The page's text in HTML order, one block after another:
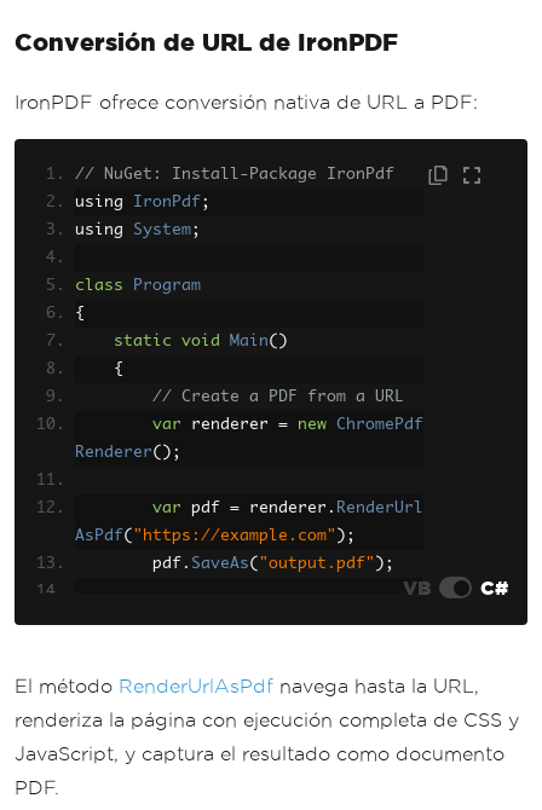
// This approach is not stra
ReportDocument
reportDocumen
rt.rpt");
// Manual data extraction an
// reportDocument.SetDataSou
rce(extractedData);
ExportFormatType PortableDocFormat
"output.pdf" );
        reportDocument
}
Conversión de URL de IronPDF
IronPDF ofrece conversión nativa de URL a PDF:
// NuGet: Install-Package IronPdf
using IronPdf ;
using System;
class
Program
{
static
void Main()
{
// Create a PDF from a URL
var renderer = new
ChromePdf
Renderer();
var pdf = renderer . RenderUrl
AsPdf( "https://example.com" );
        pdf
. SaveAs( "output.pdf" );
VB C#
El método RenderUrlAsPdf navega hasta la URL,
renderiza la página con ejecución completa de CSS y
JavaScript, y captura el resultado como documento
PDF.